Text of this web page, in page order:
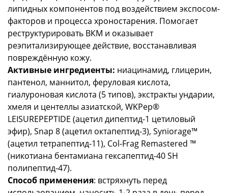
липидных компонентов под воздействием экспосом-
факторов и процесса хроностарения. Помогает
реструктурировать ВКМ и оказывает
реэпитализирующее действие, восстанавливая
повреждённую кожу.
Активные ингредиенты: ниацинамид, глицерин,
пантенол, маннитол, феруловая кислота,
гиалуроновая кислота (5 типов), экстракты ундарии,
хмеля и центеллы азиатской, WKPep®
LEISUREPEPTIDE (ацетил дипептид-1 цетиловый
эфир), Snap 8 (ацетил октапептид-3), Syniorage™
(ацетил тетрапептид-11), Col-Frag Remastered ™
(никотиана бентамиана гексапептид-40 SH
полипептид-47).
Способ применения: встряхнуть перед